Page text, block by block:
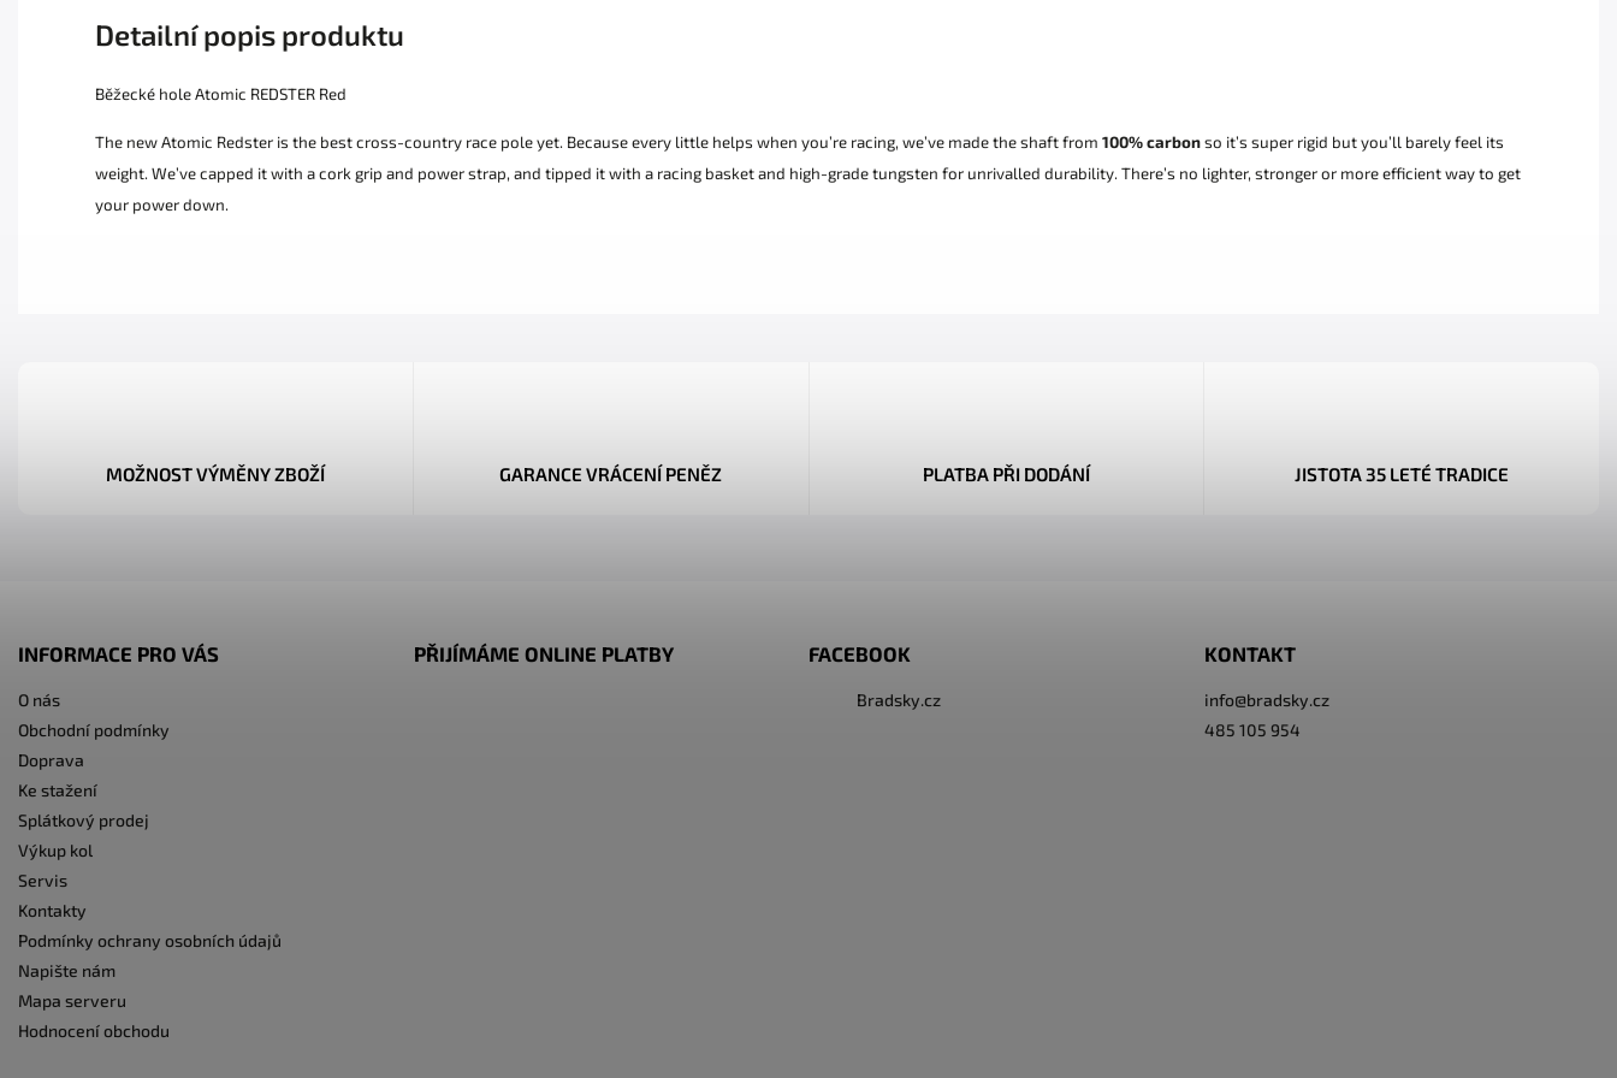
Detailní popis produktu
Běžecké hole Atomic REDSTER Red
The new Atomic Redster is the best cross-country race pole yet. Because every little helps when you’re racing, we’ve made the shaft from 100% carbonso it’s super rigid but you’ll barely feel its
weight. We’ve capped it with a cork grip and power strap, and tipped it with a racing basket and high-grade tungsten for unrivalled durability. There’s no lighter, stronger or more efficient way to get
your power down.
MOŽNOST VÝMĚNY ZBOŽÍ GARANCE VRÁCENÍ PENĚZ PLATBA PŘI DODÁNÍ JISTOTA 35 LETÉ TRADICE
INFORMACE PRO VÁS
O nás
Obchodní podmínky
Doprava
Ke stažení
Splátkový prodej
Výkup kol
Servis
Kontakty
Podmínky ochrany osobních údajů
Napište nám
Mapa serveru
Hodnocení obchodu
PŘIJÍMÁME ONLINE PLATBY FACEBOOK
Bradsky.cz
KONTAKT
info@bradsky.cz
485 105 954